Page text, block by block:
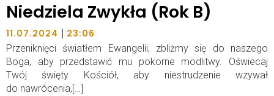
Niedziela Zwykła (Rok B)
11.07.2024 | 23:06
Przeniknięci światłem Ewangelii, zbliżmy się do naszego
Boga, aby przedstawić mu pokorne modlitwy. Oświecaj
Twój święty Kościół, aby niestrudzenie wzywał
do nawrócenia,[…]